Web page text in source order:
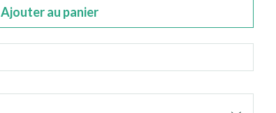
Ajouter au panier